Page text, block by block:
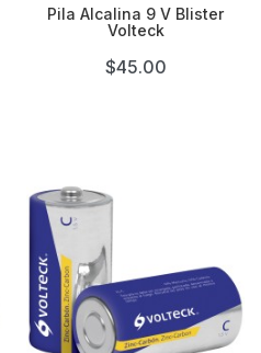
Pila Alcalina 9 V Blister
Volteck
$45.00